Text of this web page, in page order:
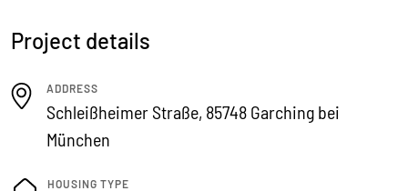
Project details
ADDRESS
Schleißheimer Straße, 85748 Garching bei
München
HOUSING TYPE